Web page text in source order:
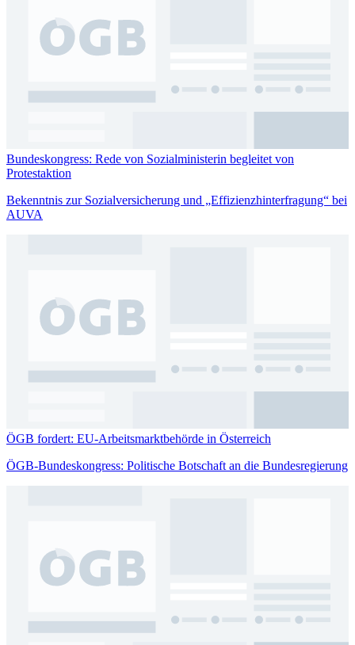
Bundeskongress: Rede von Sozialministerin begleitet von
Protestaktion
Bekenntnis zur Sozialversicherung und „Effizienzhinterfragung“ bei
AUVA
ÖGB fordert: EU-Arbeitsmarktbehörde in Österreich
ÖGB-Bundeskongress: Politische Botschaft an die Bundesregierung